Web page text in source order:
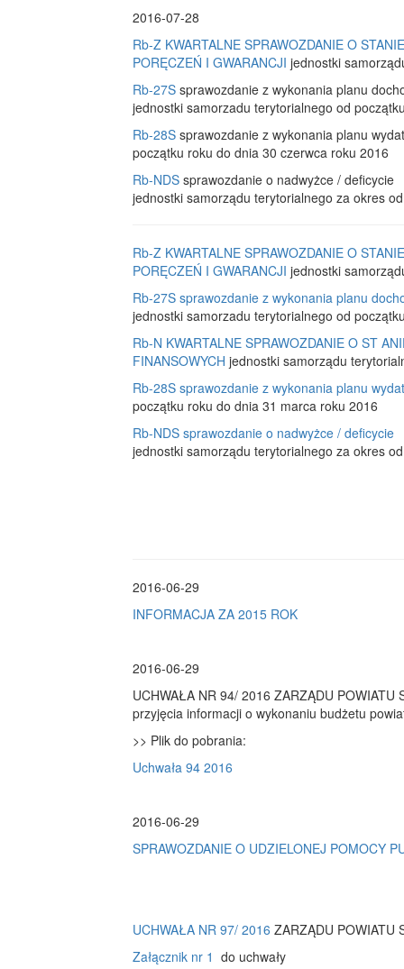
2016-07-28
Rb-Z KWARTALNE SPRAWOZDANIE O
PORĘCZEŃ I GWARANCJI jednostki
Rb-27S sprawozdanie z wykonania planu
jednostki samorzadu terytorialnego od
Rb-28S sprawozdanie z wykonania planu
początku roku do dnia 30 czerwca roku 2016
Rb-NDS sprawozdanie o nadwyżce / deficycie
jednostki samorządu terytorialnego za okres
Rb-Z KWARTALNE SPRAWOZDANIE O
PORĘCZEŃ I GWARANCJI jednostki
Rb-27S sprawozdanie z wykonania planu
jednostki samorzadu terytorialnego od
Rb-N KWARTALNE SPRAWOZDANIE O ST
FINANSOWYCH jednostki samorządu
Rb-28S sprawozdanie z wykonania planu
początku roku do dnia 31 marca roku 2016
Rb-NDS sprawozdanie o nadwyżce / deficycie
jednostki samorządu terytorialnego za okres
2016-06-29
INFORMACJA ZA 2015 ROK
2016-06-29
UCHWAŁA NR 94/ 2016 ZARZĄDU
przyjęcia informacji o wykonaniu budżetu
>> Plik do pobrania:
Uchwała 94 2016
2016-06-29
SPRAWOZDANIE O UDZIELONEJ POMOCY
UCHWAŁA NR 97/ 2016 ZARZĄDU POWIATU
Załącznik nr 1 do uchwały